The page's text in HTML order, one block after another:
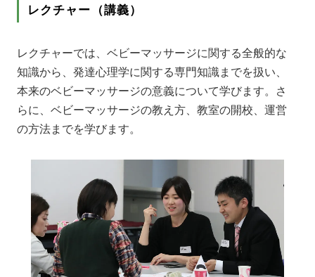
レクチャー（講義）
レクチャーでは、ベビーマッサージに関する全般的な
知識から、発達心理学に関する専門知識までを扱い、
本来のベビーマッサージの意義について学びます。さ
らに、ベビーマッサージの教え方、教室の開校、運営
の方法までを学びます。